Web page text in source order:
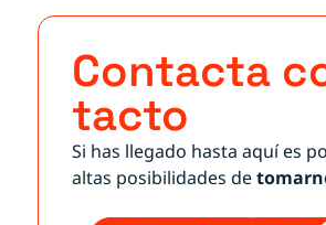
Contacta
tacto
Si has llegado hasta aquí es
altas posibilidades de